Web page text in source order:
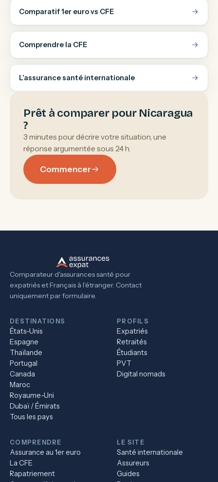
Comparatif 1er euro vs CFE
Comprendre la CFE
L’assurance santé internationale
Prêt à comparer pour Nicaragua
?
3 minutes pour décrire votre situation, une
réponse argumentée sous 24 h.
Commencer
Comparateur d'assurances santé pour
expatriés et Français à l'étranger. Contact
uniquement par formulaire.
DESTINATIONS
États-Unis
Espagne
Thaïlande
Portugal
Canada
Maroc
Royaume-Uni
Dubaï / Émirats
Tous les pays
PROFILS
Expatriés
Retraités
Étudiants
PVT
Digital nomads
COMPRENDRE
Assurance au 1er euro
La CFE
Rapatriement
LE SITE
Santé internationale
Assureurs
Guides